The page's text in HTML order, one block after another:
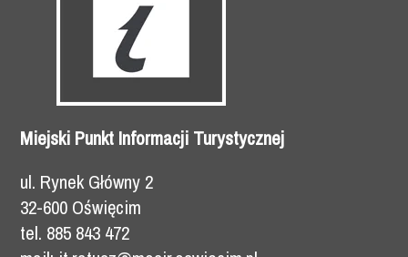
Miejski Punkt Informacji Turystycznej
ul. Rynek Główny 2
32-600 Oświęcim
tel. 885 843 472